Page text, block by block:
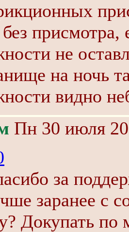
присмотра,
не
на ночь
видно
Пн 30 июля
за
заранее с
Докупать по